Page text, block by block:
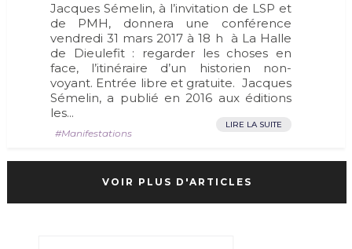
Jacques Sémelin, à l’invitation de LSP et
de PMH, donnera une conférence
vendredi 31 mars 2017 à 18 h à La Halle
de Dieulefit : regarder les choses en
face, l’itinéraire d’un historien non-
voyant. Entrée libre et gratuite. Jacques
Sémelin, a publié en 2016 aux éditions
les...
LIRE LA SUITE
Manifestations
VOIR PLUS D'ARTICLES